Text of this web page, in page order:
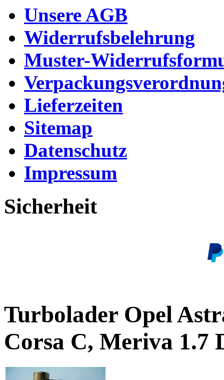
Unsere AGB
Widerrufsbelehrung
Muster-
Lieferzeiten
Sitemap
Datenschutz
Impressum
Sicherheit
Turbolader Opel
Corsa C, Meriva 1.7